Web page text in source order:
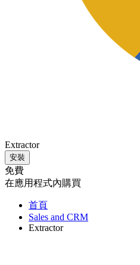
Extractor
安裝
免費
在應用程式內購買
首頁
Sales and CRM
Extractor